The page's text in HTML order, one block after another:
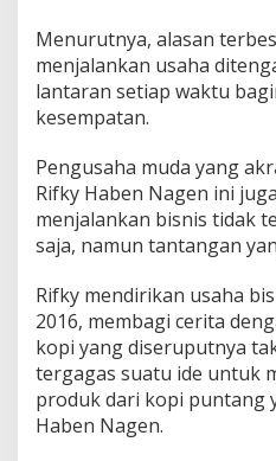
g
a
h
H
p
i
t
a
n
a
n
d
e
m
i
Menurutnya, alasan
menjalankan usaha
lantaran setiap waktu
kesempatan.
Pengusaha muda yang
Rifky Haben Nagen ini
menjalankan bisnis tidak
saja, namun tantangan
Rifky mendirikan usaha
2016, membagi cerita
kopi yang diseruputnya
tergagas suatu ide untuk
produk dari kopi puntang
Haben Nagen.